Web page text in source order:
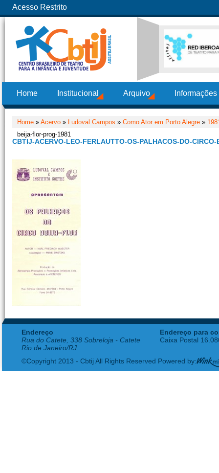
Acesso Restrito
Home Institucional Arquivo
Home » Acervo » Ludoval Campos » Como Ator em Porto Alegre »
beija-flor-prog-1981
CBTIJ-ACERVO-LEO-FERLAUTTO-OS-PALHACOS-DO-
Endereço
Rua do Catete, 338 Sobreloja - Catete
Rio de Janeiro/RJ
Endereço para
Caixa Postal
©Copyright 2013 - Cbtij All Rights Reserved Powered by: